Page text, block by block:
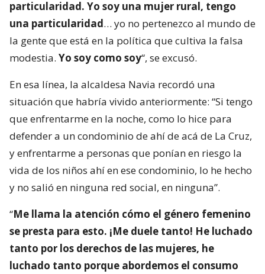
particularidad. Yo soy una mujer rural, tengo
una particularidad… yo no pertenezco al mundo de
la gente que está en la política que cultiva la falsa
modestia. Yo soy como soy“, se excusó.
En esa línea, la alcaldesa Navia recordó una
situación que habría vivido anteriormente: “Si tengo
que enfrentarme en la noche, como lo hice para
defender a un condominio de ahí de acá de La Cruz,
y enfrentarme a personas que ponían en riesgo la
vida de los niños ahí en ese condominio, lo he hecho
y no salió en ninguna red social, en ninguna”.
“Me llama la atención cómo el género femenino
se presta para esto. ¡Me duele tanto! He luchado
tanto por los derechos de las mujeres, he
luchado tanto porque abordemos el consumo